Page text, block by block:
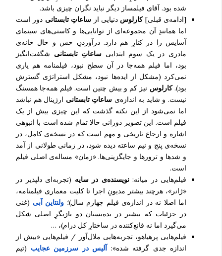
شده بود. آقای فیلمساز دیگر نباید نگران چیزی باشد.
[ادامه‌ی قبلی]کارلوس دنیایی از ساعاتِ تابستانی دور است
اما همانندِ آن مجموعه‌ای از توانایی‌ها و کاستی‌های سینمای
آسایس را در کنارِ هم دارد. درآوردنِ حس و حال خانه‌ی
مادری در یک سوم ابتدایی ساعاتِ تابستانی شگفت‌انگیز
بود، اما فیلم همه‌جا در آن سطح نبود، فیلمنامه هم یاری
نمی‌کرد (مشکل از ایده‌ها نبود، مشکل استراتژی گسترش
بود).کارلوس نیز کم و بیش چنین است. فیلم همه‌جا همسنگ
نیست. و شاید به اندازه‌ی ساعاتِ تابستانی ارژینال هم نباشد
اما نمی‌شود از این نکته گذشت که این چیزی بیش از یک
فیلم است. این تصویر دورانی حالا تمام شده است با انبوهی
اشاره و ارجاع تاریخی و مهم است که در نسخه‌ی کامل، در
نسخه‌ی پنج و نیم ساعته دیده شود، در زمانی طولانی از آمد
و شدها و ترورها و جایگزینی‌ها. «زمان» مساله‌ی اصلی فیلم
است.
فیلم‌هایی در میانه:نویسنده‌ی در سایه (تجربه‌ای دلپذیر در
«ژانر»، هرچند بیشتر مدیونِ اجرا تا کلیت معماری فیلمنامه،
اما اصلا نه در اندازه‌ی فیلم چهارم سال)؛ ولنتاین آبی (غنی
در جزئیات که بیشتر در بده‌بستان دو بازیگرِ اصلی شکل
می‌گیرد اما نه قانع‌کننده در ساختارِ کل درام)، …
فیلم‌هایی پرهیاهو، تجربه‌هایی ملال‌آور / فیلم‌هایی «بیش از
اندازه جدی گرفته شده»:
آلیس در سرزمین عجایب (تیم